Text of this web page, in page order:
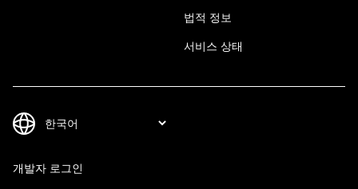
법적 정보
서비스 상태
개발자 로그인